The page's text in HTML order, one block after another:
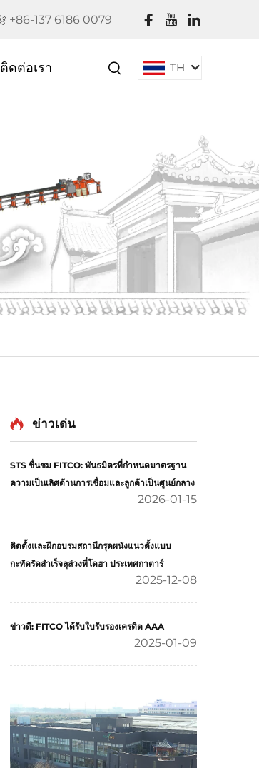
+86-137 6186 0079
ติดต่อเรา TH
ข่าวเด่น
STS ชื่นชม FITCO: พันธมิตรที่กำหนดมาตรฐาน
ความเป็นเลิศด้านการเชื่อมและลูกค้าเป็นศูนย์กลาง
2026-01-15
ติดตั้งและฝึกอบรมสถานีกรุดผนังแนวตั้งแบบ
กะทัดรัดสำเร็จลุล่วงที่โดฮา ประเทศกาตาร์
2025-12-08
ข่าวดี: FITCO ได้รับใบรับรองเครดิต AAA
2025-01-09